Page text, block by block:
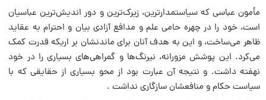
مأمون عباسى که سیاستمدارترین، زیرک‌ترین و دور اندیش‌ترین عباسیان
است، خود را در چهره حامى علم و مدافع آزادى بیان و احترام به عقاید
ظاهر مى‌ساخت، و این به هدف آنان براى ماندنشان بر اریکه قدرت کمک
مى‌کرد. این پوشش مزورانه، نیرنگ‌ها و گمراهى‌هاى بسیارى را در خود
نهفته داشت. و نتیجه آن عبارت بود از محو بسیارى از حقایقى که با
سیاست حکام و منافعشان سازگارى نداشت .